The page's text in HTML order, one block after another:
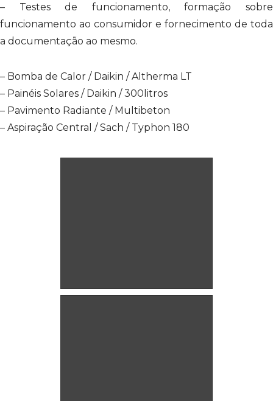
– Testes de funcionamento, formação sobre
funcionamento ao consumidor e fornecimento de toda
a documentação ao mesmo.
– Bomba de Calor / Daikin / Altherma LT
– Painéis Solares / Daikin / 300litros
– Pavimento Radiante / Multibeton
– Aspiração Central / Sach / Typhon 180